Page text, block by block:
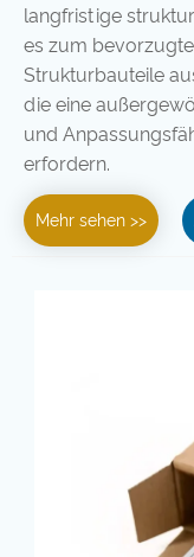
langfristige
es zum
Strukturbauteile
die eine
und
erfordern.
Mehr sehen >>